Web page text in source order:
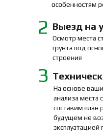
особенностям
Выезд на
Осмотр места
грунта под
строения
2
На основе
анализа места
составим план
будущем не
эксплуатацией
3